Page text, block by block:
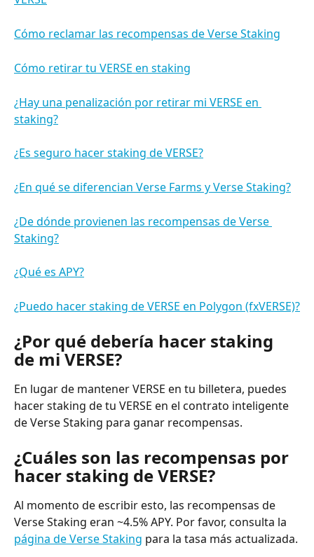
Cómo reclamar las recompensas de Verse Staking
Cómo retirar tu VERSE en staking
¿Hay una penalización por retirar mi VERSE en
staking?
¿Es seguro hacer staking de VERSE?
¿En qué se diferencian Verse Farms y Verse Staking?
¿De dónde provienen las recompensas de Verse
Staking?
¿Qué es APY?
¿Puedo hacer staking de VERSE en Polygon (fxVERSE)?
¿Por qué debería hacer staking
de mi VERSE?
En lugar de mantener VERSE en tu billetera, puedes
hacer staking de tu VERSE en el contrato inteligente
de Verse Staking para ganar recompensas.
¿Cuáles son las recompensas por
hacer staking de VERSE?
Al momento de escribir esto, las recompensas de
Verse Staking eran ~4.5% APY. Por favor, consulta la
página de Verse Staking para la tasa más actualizada.